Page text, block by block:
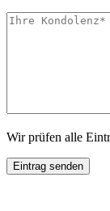
Wir prüfen alle